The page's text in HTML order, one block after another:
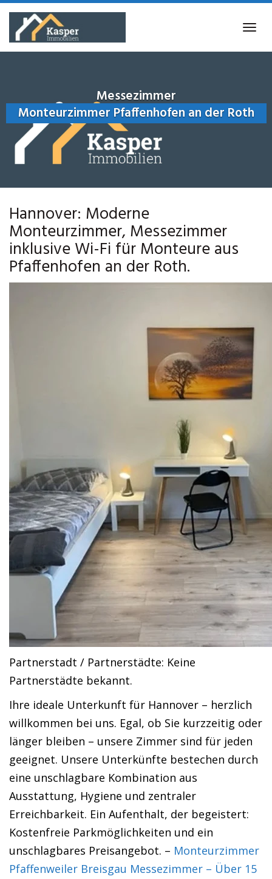
Skip
main
Messezimmer
Monteurzimmer Pfaffenhofen an der Roth
Hannover: Moderne
Monteurzimmer, Messezimmer
inklusive Wi-Fi für Monteure aus
Pfaffenhofen an der Roth.
Partnerstadt / Partnerstädte: Keine
Partnerstädte bekannt.
Ihre ideale Unterkunft für Hannover – herzlich
willkommen bei uns. Egal, ob Sie kurzzeitig oder
länger bleiben – unsere Zimmer sind für jeden
geeignet. Unsere Unterkünfte bestechen durch
eine unschlagbare Kombination aus
Ausstattung, Hygiene und zentraler
Erreichbarkeit. Ein Aufenthalt, der begeistert:
Kostenfreie Parkmöglichkeiten und ein
unschlagbares Preisangebot. – Monteurzimmer
Pfaffenweiler Breisgau Messezimmer – Über 15